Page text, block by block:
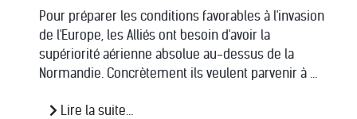
Pour préparer les conditions favorables à l'invasion
de l'Europe, les Alliés ont besoin d'avoir la
supériorité aérienne absolue au-dessus de la
Normandie. Concrètement ils veulent parvenir à ...
Lire la suite...